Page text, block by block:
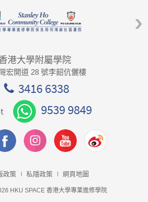
港大學附屬學院
宏開道 28 號李韶伉儷樓
3416 6338
9539 9849
政策 私隱政策 網頁地圖
HKU SPACE 香港大學專業進修學院